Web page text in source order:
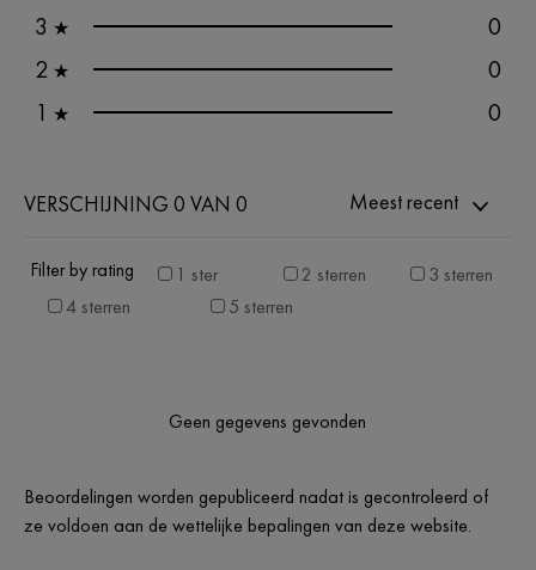
3 ★
0
2 ★
0
1 ★ 0
VERSCHIJNING 0 VAN 0 Meest recent
Filter by rating 1 ster 2 sterren
3 sterren
4 sterren
5 sterren
Geen gegevens gevonden
Beoordelingen worden gepubliceerd nadat is gecontroleerd of
ze voldoen aan de wettelijke bepalingen van deze website.